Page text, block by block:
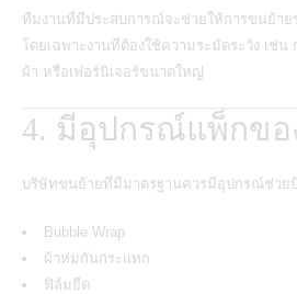
ทีมงานที่มีประสบการณ์จะช่วยให้การขนย้าย
โดยเฉพาะงานที่ต้องใช้ความระมัดระวัง เช่น
ผ้า หรือเฟอร์นิเจอร์ขนาดใหญ่
4. มีอุปกรณ์แพ็กขอ
บริษัทขนย้ายที่มีมาตรฐานควรมีอุปกรณ์ช่วย
Bubble Wrap
ผ้าห่มกันกระแทก
ฟิล์มยืด